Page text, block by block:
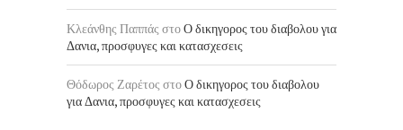
Κλεάνθης Παππάς στοΟ δικηγορος του διαβολου για
Δανια, προσφυγες και κατασχεσεις
Θόδωρος Ζαρέτος στοΟ δικηγορος του διαβολου
για Δανια, προσφυγες και κατασχεσεις